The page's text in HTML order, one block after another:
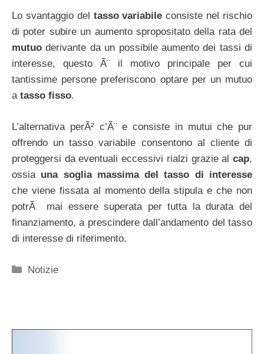
Lo svantaggio del tasso variabile consiste nel rischio
di poter subire un aumento spropositato della rata del
mutuo derivante da un possibile aumento dei tassi di
interesse, questo Ã¨ il motivo principale per cui
tantissime persone preferiscono optare per un mutuo
a tasso fisso.
L’alternativa perÃ² c’Ã¨ e consiste in mutui che pur
offrendo un tasso variabile consentono al cliente di
proteggersi da eventuali eccessivi rialzi grazie al cap,
ossia una soglia massima del tasso di interesse
che viene fissata al momento della stipula e che non
potrÃ mai essere superata per tutta la durata del
finanziamento, a prescindere dall’andamento del tasso
di interesse di riferimento.
Categorie
Notizie